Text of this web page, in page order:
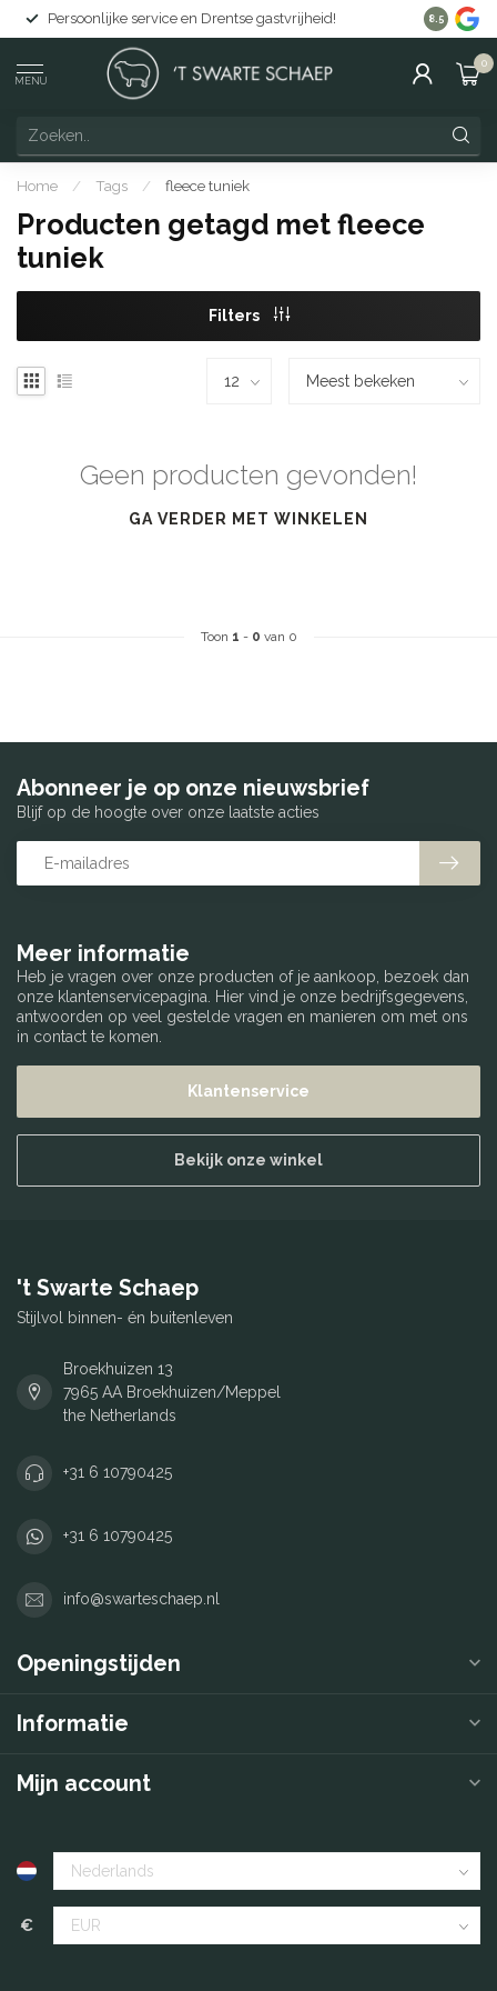
Persoonlijke service en Drentse gastvrijheid! Gratis
8.5
MENU
0
Home / Tags / fleece tuniek
Producten getagd met fleece
tuniek
Filters
Geen producten gevonden!
GA VERDER MET WINKELEN
Toon 1 - 0 van 0
Meer informatie
Heb je vragen over onze producten of je aankoop, bezoek dan
onze klantenservicepagina. Hier vind je onze bedrijfsgegevens,
antwoorden op veel gestelde vragen en manieren om met ons
in contact te komen.
Klantenservice
Bekijk onze winkel
Abonneer je op onze nieuwsbrief
Blijf op de hoogte over onze laatste acties
't Swarte Schaep
Stijlvol binnen- én buitenleven
Broekhuizen 13
7965 AA Broekhuizen/Meppel
the Netherlands
+31 6 10790425
+31 6 10790425
info@swarteschaep.nl
Openingstijden
Informatie
Mijn account
€